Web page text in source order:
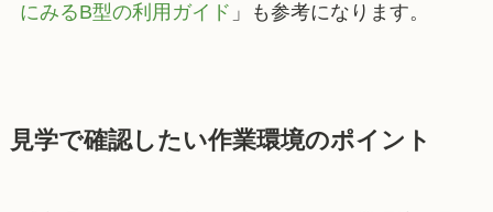
にみるB型の利用ガイド 」も参考になります。
見学で確認したい作業環境のポイント